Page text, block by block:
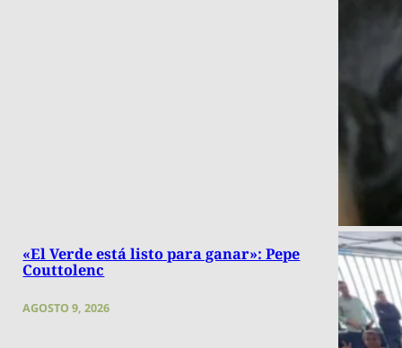
«El Verde está listo para ganar»: Pepe
Couttolenc
AGOSTO 9, 2026